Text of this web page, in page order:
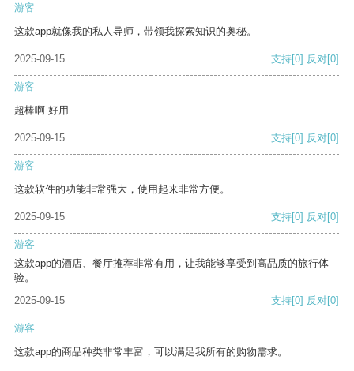
游客
这款app就像我的私人导师，带领我探索知识的奥秘。
2025-09-15 支持[0] 反对[0]
游客
超棒啊 好用
2025-09-15 支持[0] 反对[0]
游客
这款软件的功能非常强大，使用起来非常方便。
2025-09-15 支持[0] 反对[0]
游客
这款app的酒店、餐厅推荐非常有用，让我能够享受到高品质的旅行体
验。
2025-09-15
支持[0] 反对[0]
游客
这款app的商品种类非常丰富，可以满足我所有的购物需求。